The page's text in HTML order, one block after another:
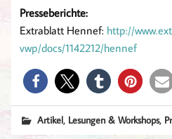
Presseberichte:
Extrablatt Hennef: http://
vwp/docs/1142212/hennef
Artikel, Lesungen & Workshops,